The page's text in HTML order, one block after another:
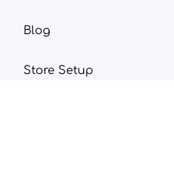
Blog
Store Setup